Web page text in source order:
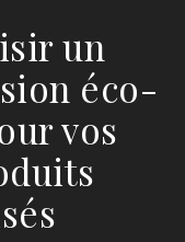
un
éco-
vos